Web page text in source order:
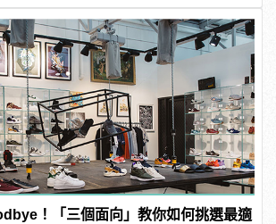
！「三個面向」教你如何挑選最適